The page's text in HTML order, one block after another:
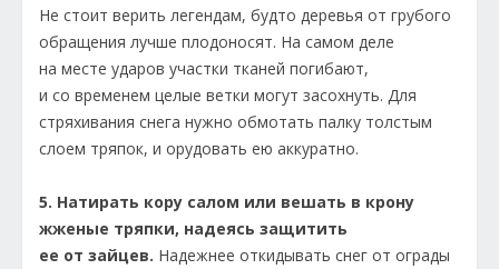
Не стоит верить легендам, будто деревья от грубого
обращения лучше плодоносят. На самом деле
на месте ударов участки тканей погибают,
и со временем целые ветки могут засохнуть. Для
стряхивания снега нужно обмотать палку толстым
слоем тряпок, и орудовать ею аккуратно.
5. Натирать кору салом или вешать в крону
жженые тряпки, надеясь защитить
ее от зайцев. Надежнее откидывать снег от ограды